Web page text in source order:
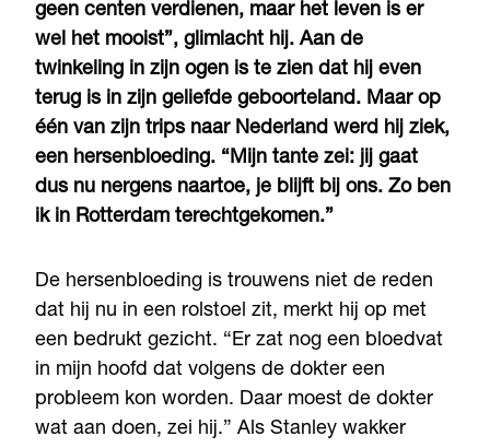
geen centen verdienen, maar het leven is er
wel het mooist”, glimlacht hij. Aan de
twinkeling in zijn ogen is te zien dat hij even
terug is in zijn geliefde geboorteland. Maar op
één van zijn trips naar Nederland werd hij ziek,
een hersenbloeding. “Mijn tante zei: jij gaat
dus nu nergens naartoe, je blijft bij ons. Zo ben
ik in Rotterdam terechtgekomen.”
De hersenbloeding is trouwens niet de reden
dat hij nu in een rolstoel zit, merkt hij op met
een bedrukt gezicht. “Er zat nog een bloedvat
in mijn hoofd dat volgens de dokter een
probleem kon worden. Daar moest de dokter
wat aan doen, zei hij.” Als Stanley wakker